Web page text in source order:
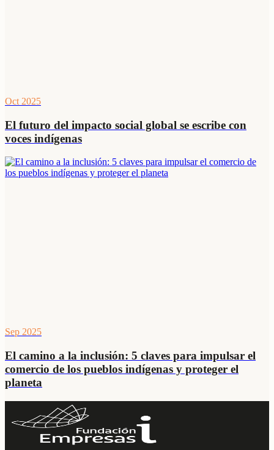
Oct 2025
El futuro del impacto social global se escribe con
voces indígenas
Sep 2025
El camino a la inclusión: 5 claves para impulsar el
comercio de los pueblos indígenas y proteger el
planeta